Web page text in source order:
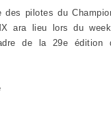
des pilotes du
ara lieu lors du
de la 29e édition